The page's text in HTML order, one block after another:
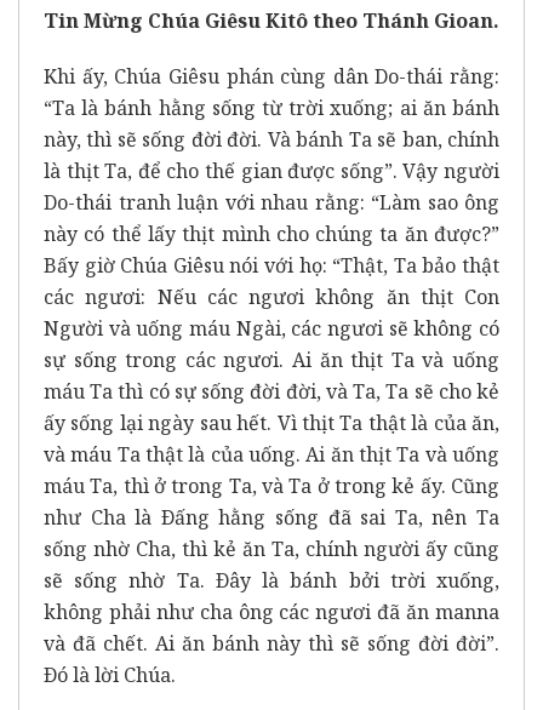
Tin Mừng Chúa Giêsu Kitô theo Thánh Gioan.
Khi ấy, Chúa Giêsu phán cùng dân Do-thái rằng:
“Ta là bánh hằng sống từ trời xuống; ai ăn bánh
này, thì sẽ sống đời đời. Và bánh Ta sẽ ban, chính
là thịt Ta, để cho thế gian được sống”. Vậy người
Do-thái tranh luận với nhau rằng: “Làm sao ông
này có thể lấy thịt mình cho chúng ta ăn được?”
Bấy giờ Chúa Giêsu nói với họ: “Thật, Ta bảo thật
các ngươi: Nếu các ngươi không ăn thịt Con
Người và uống máu Ngài, các ngươi sẽ không có
sự sống trong các ngươi. Ai ăn thịt Ta và uống
máu Ta thì có sự sống đời đời, và Ta, Ta sẽ cho kẻ
ấy sống lại ngày sau hết. Vì thịt Ta thật là của ăn,
và máu Ta thật là của uống. Ai ăn thịt Ta và uống
máu Ta, thì ở trong Ta, và Ta ở trong kẻ ấy. Cũng
như Cha là Ðấng hằng sống đã sai Ta, nên Ta
sống nhờ Cha, thì kẻ ăn Ta, chính người ấy cũng
sẽ sống nhờ Ta. Ðây là bánh bởi trời xuống,
không phải như cha ông các ngươi đã ăn manna
và đã chết. Ai ăn bánh này thì sẽ sống đời đời”.
Ðó là lời Chúa.